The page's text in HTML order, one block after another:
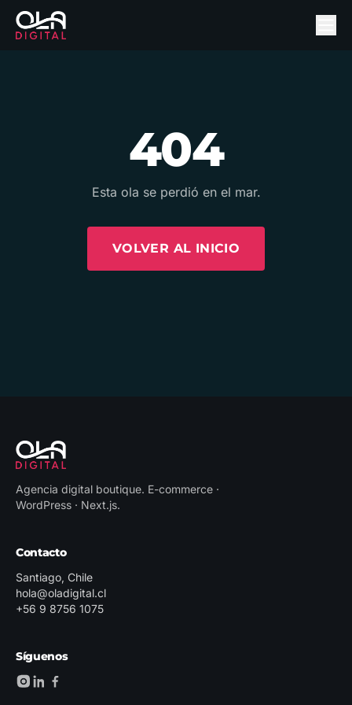
404
Esta ola se perdió en el mar.
VOLVER AL INICIO
Agencia digital boutique. E-commerce ·
WordPress · Next.js.
Contacto
Santiago, Chile
hola@oladigital.cl
+56 9 8756 1075
Síguenos